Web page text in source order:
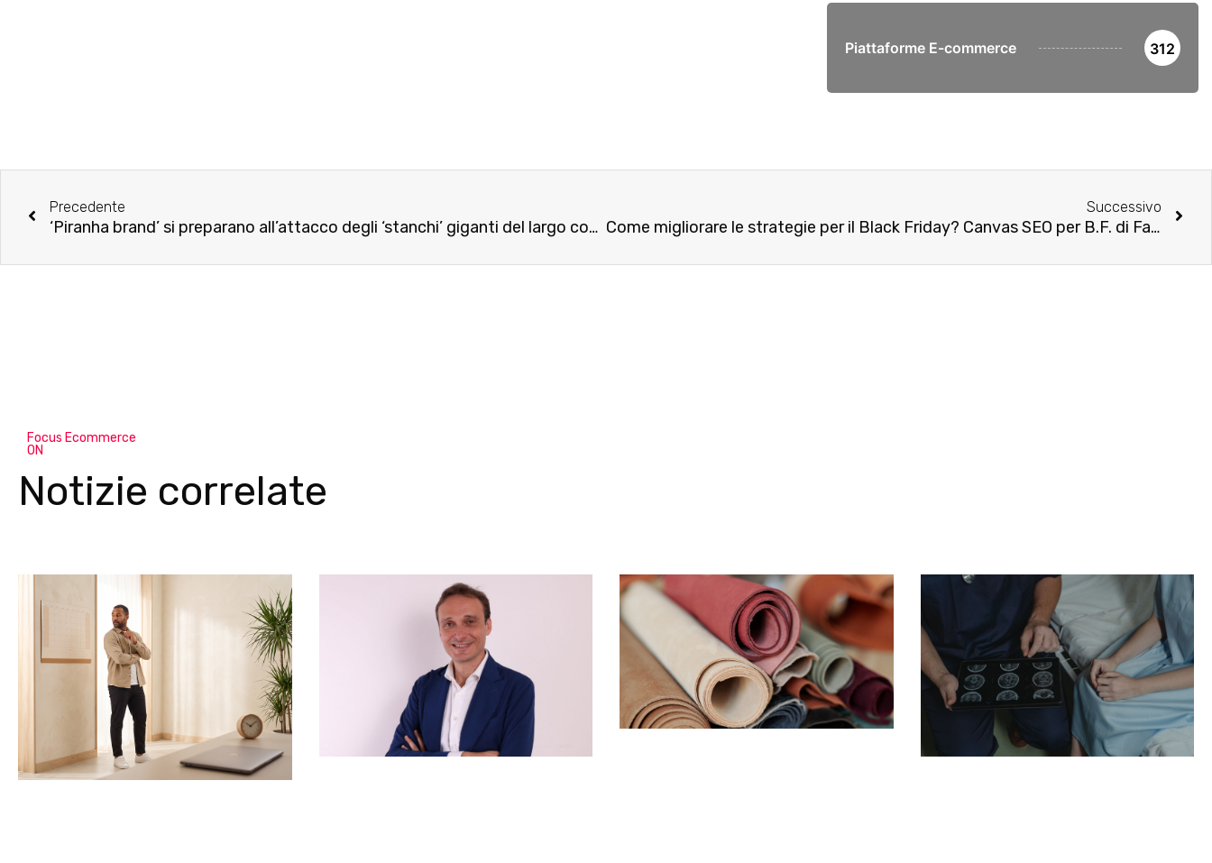
Piattaforme E-commerce 312
Precedente
‘Piranha brand’ si preparano all’attacco degli ‘stanchi’ giganti del largo consumo
Successivo
Come migliorare le strategie per il Black Friday? Canvas SEO per B.F. di Fattoretto Agency
Focus Ecommerce
ON
Notizie correlate